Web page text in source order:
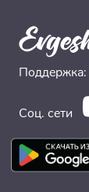
Поддержка:
Соц. сети